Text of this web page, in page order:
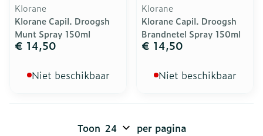
Klorane
Klorane Capil. Droogsh
Munt Spray 150ml
€ 14,50
Niet beschikbaar
Klorane
Klorane Capil. Droogsh
Brandnetel Spray 150ml
€ 14,50
Niet beschikbaar
Toon per pagina